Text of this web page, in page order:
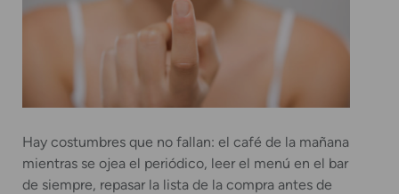
Hay costumbres que no fallan: el café de la mañana
mientras se ojea el periódico, leer el menú en el bar
de siempre, repasar la lista de la compra antes de